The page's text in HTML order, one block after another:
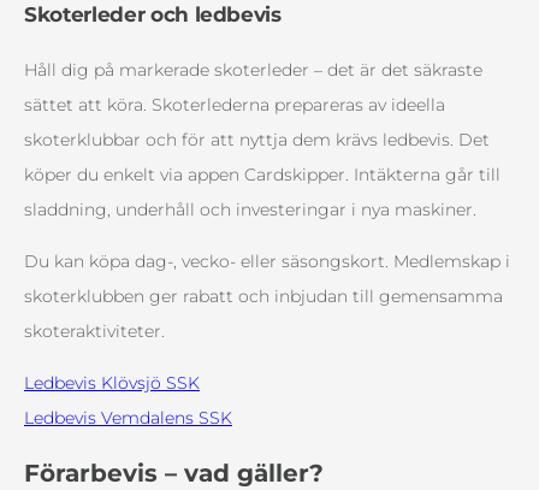
Skoterleder och ledbevis
Håll dig på markerade skoterleder – det är det säkraste
sättet att köra. Skoterlederna prepareras av ideella
skoterklubbar och för att nyttja dem krävs ledbevis. Det
köper du enkelt via appen Cardskipper. Intäkterna går till
sladdning, underhåll och investeringar i nya maskiner.
Du kan köpa dag-, vecko- eller säsongskort. Medlemskap i
skoterklubben ger rabatt och inbjudan till gemensamma
skoteraktiviteter.
Ledbevis Klövsjö SSK
Ledbevis Vemdalens SSK
Förarbevis – vad gäller?